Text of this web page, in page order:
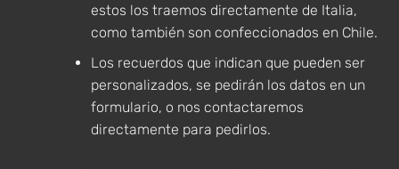
estos los traemos directamente de Italia,
como también son confeccionados en Chile.
Los recuerdos que indican que pueden ser
personalizados, se pedirán los datos en un
formulario, o nos contactaremos
directamente para pedirlos.